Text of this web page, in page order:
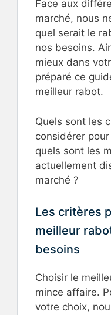
Face aux
marché, nous
quel serait le
nos besoins.
mieux dans
préparé ce
meilleur rabot.
Quels sont les
considérer
quels sont les
actuellement
marché ?
Les critères
meilleur
besoins
Choisir le
mince affaire.
votre choix,